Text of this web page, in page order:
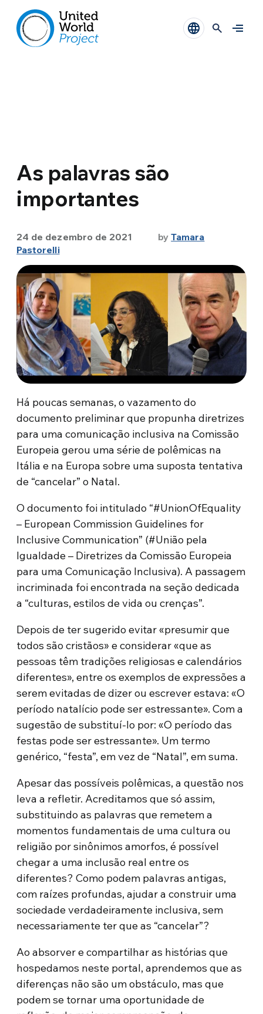
As palavras são
importantes
24 de dezembro de 2021 byTamara
Pastorelli
Há poucas semanas, o vazamento do
documento preliminar que propunha diretrizes
para uma comunicação inclusiva na Comissão
Europeia gerou uma série de polêmicas na
Itália e na Europa sobre uma suposta tentativa
de “cancelar” o Natal.
O documento foi intitulado “#UnionOfEquality
– European Commission Guidelines for
Inclusive Communication” (#União pela
Igualdade – Diretrizes da Comissão Europeia
para uma Comunicação Inclusiva). A passagem
incriminada foi encontrada na seção dedicada
a “culturas, estilos de vida ou crenças”.
Depois de ter sugerido evitar «presumir que
todos são cristãos» e considerar «que as
pessoas têm tradições religiosas e calendários
diferentes», entre os exemplos de expressões a
serem evitadas de dizer ou escrever estava: «O
período natalício pode ser estressante». Com a
sugestão de substituí-lo por: «O período das
festas pode ser estressante». Um termo
genérico, “festa”, em vez de “Natal”, em suma.
Apesar das possíveis polêmicas, a questão nos
leva a refletir. Acreditamos que só assim,
substituindo as palavras que remetem a
momentos fundamentais de uma cultura ou
religião por sinônimos amorfos, é possível
chegar a uma inclusão real entre os
diferentes? Como podem palavras antigas,
com raízes profundas, ajudar a construir uma
sociedade verdadeiramente inclusiva, sem
necessariamente ter que as “cancelar”?
Ao absorver e compartilhar as histórias que
hospedamos neste portal, aprendemos que as
diferenças não são um obstáculo, mas que
podem se tornar uma oportunidade de